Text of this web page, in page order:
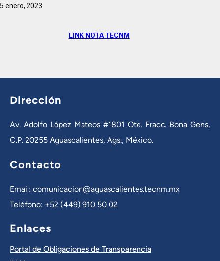
5 enero, 2023
LINK NOTA TECNM
Dirección
Av. Adolfo López Mateos #1801 Ote. Fracc. Bona Gens,
C.P. 20255 Aguascalientes, Ags., México.
Contacto
Email: comunicacion@aguascalientes.tecnm.mx
Teléfono: +52 (449) 910 50 02
Enlaces
Portal de Obligaciones de Transparencia